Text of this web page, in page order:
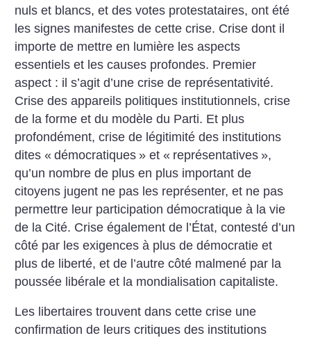
nuls et blancs, et des votes protestataires, ont été
les signes manifestes de cette crise. Crise dont il
importe de mettre en lumière les aspects
essentiels et les causes profondes. Premier
aspect : il s’agit d’une crise de représentativité.
Crise des appareils politiques institutionnels, crise
de la forme et du modèle du Parti. Et plus
profondément, crise de légitimité des institutions
dites « démocratiques » et « représentatives »,
qu’un nombre de plus en plus important de
citoyens jugent ne pas les représenter, et ne pas
permettre leur participation démocratique à la vie
de la Cité. Crise également de l’État, contesté d’un
côté par les exigences à plus de démocratie et
plus de liberté, et de l’autre côté malmené par la
poussée libérale et la mondialisation capitaliste.
Les libertaires trouvent dans cette crise une
confirmation de leurs critiques des institutions